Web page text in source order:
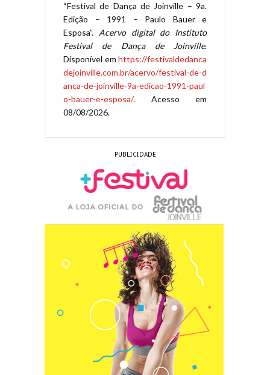
“Festival de Dança de Joinville – 9a.
Edição – 1991 – Paulo Bauer e
Esposa”. Acervo digital do Instituto
Festival de Dança de Joinville.
Disponível em https://festivaldedanca
dejoinville.com.br/acervo/festival-de-d
anca-de-joinville-9a-edicao-1991-paul
o-bauer-e-esposa/. Acesso em
08/08/2026.
PUBLICIDADE